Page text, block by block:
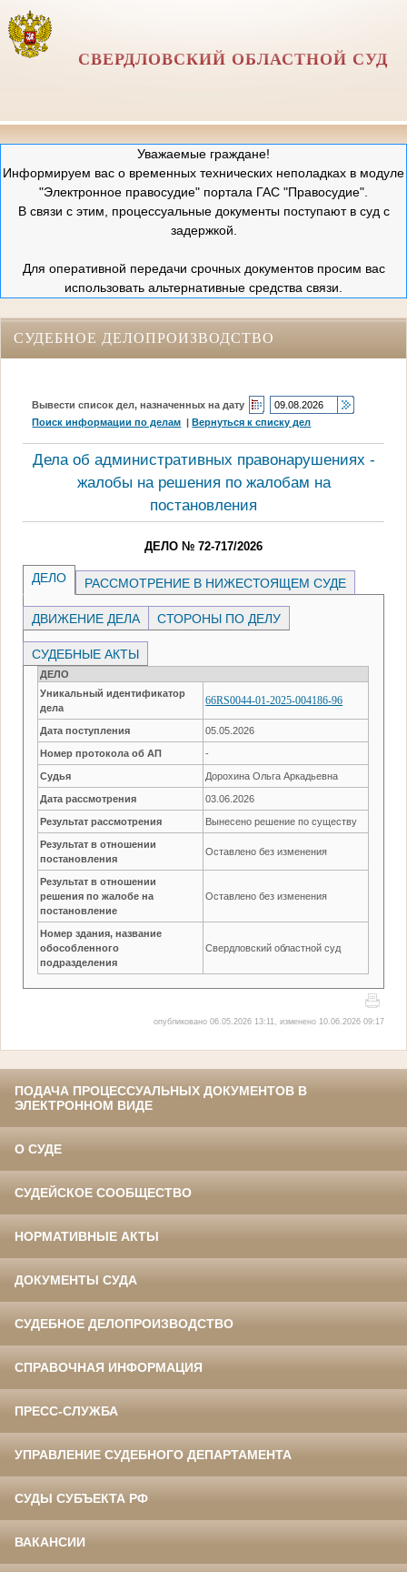
СВЕРДЛОВСКИЙ ОБЛАСТНОЙ СУД
Уважаемые граждане!
Информируем вас о временных технических неполадках в модуле
"Электронное правосудие" портала ГАС "Правосудие".
В связи с этим, процессуальные документы поступают в суд с
задержкой.
Для оперативной передачи срочных документов просим вас
использовать альтернативные средства связи.
СУДЕБНОЕ ДЕЛОПРОИЗВОДСТВО
Вывести список дел, назначенных на дату
Поиск информации по делам |Вернуться к списку дел
Дела об административных правонарушениях -
жалобы на решения по жалобам на
постановления
ДЕЛО № 72-717/2026
ДЕЛО РАССМОТРЕНИЕ В НИЖЕСТОЯЩЕМ СУДЕ
ДВИЖЕНИЕ ДЕЛА СТОРОНЫ ПО ДЕЛУ
СУДЕБНЫЕ АКТЫ
ДЕЛО
Уникальный идентификатор
дела
66RS0044-01-2025-004186-96
Дата поступления 05.05.2026
Номер протокола об АП -
Судья Дорохина Ольга Аркадьевна
Дата рассмотрения 03.06.2026
Результат рассмотрения Вынесено решение по существу
Результат в отношении
постановления
Оставлено без изменения
Результат в отношении
решения по жалобе на
постановление
Оставлено без изменения
Номер здания, название
обособленного
подразделения
Свердловский областной суд
опубликовано 06.05.2026 13:11, изменено 10.06.2026 09:17
ПОДАЧА ПРОЦЕССУАЛЬНЫХ ДОКУМЕНТОВ В
ЭЛЕКТРОННОМ ВИДЕ
О СУДЕ
СУДЕЙСКОЕ СООБЩЕСТВО
НОРМАТИВНЫЕ АКТЫ
ДОКУМЕНТЫ СУДА
СУДЕБНОЕ ДЕЛОПРОИЗВОДСТВО
СПРАВОЧНАЯ ИНФОРМАЦИЯ
ПРЕСС-СЛУЖБА
УПРАВЛЕНИЕ СУДЕБНОГО ДЕПАРТАМЕНТА
СУДЫ СУБЪЕКТА РФ
ВАКАНСИИ